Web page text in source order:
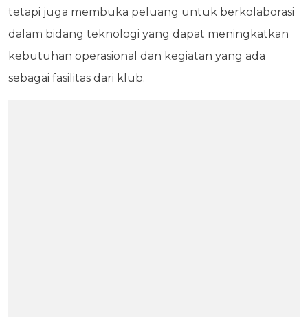
tetapi juga membuka peluang untuk berkolaborasi
dalam bidang teknologi yang dapat meningkatkan
kebutuhan operasional dan kegiatan yang ada
sebagai fasilitas dari klub.